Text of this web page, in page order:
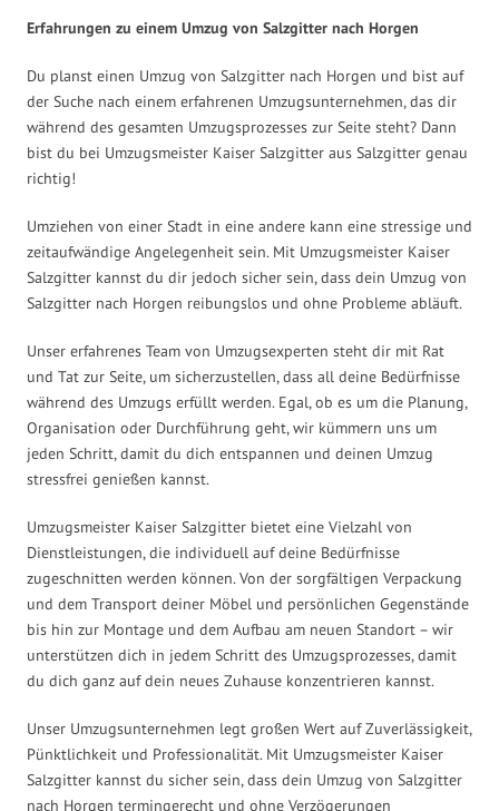
Erfahrungen zu einem Umzug von Salzgitter nach Horgen
Du planst einen Umzug von Salzgitter nach Horgen und bist auf
der Suche nach einem erfahrenen Umzugsunternehmen, das dir
während des gesamten Umzugsprozesses zur Seite steht? Dann
bist du bei Umzugsmeister Kaiser Salzgitter aus Salzgitter genau
richtig!
Umziehen von einer Stadt in eine andere kann eine stressige und
zeitaufwändige Angelegenheit sein. Mit Umzugsmeister Kaiser
Salzgitter kannst du dir jedoch sicher sein, dass dein Umzug von
Salzgitter nach Horgen reibungslos und ohne Probleme abläuft.
Unser erfahrenes Team von Umzugsexperten steht dir mit Rat
und Tat zur Seite, um sicherzustellen, dass all deine Bedürfnisse
während des Umzugs erfüllt werden. Egal, ob es um die Planung,
Organisation oder Durchführung geht, wir kümmern uns um
jeden Schritt, damit du dich entspannen und deinen Umzug
stressfrei genießen kannst.
Umzugsmeister Kaiser Salzgitter bietet eine Vielzahl von
Dienstleistungen, die individuell auf deine Bedürfnisse
zugeschnitten werden können. Von der sorgfältigen Verpackung
und dem Transport deiner Möbel und persönlichen Gegenstände
bis hin zur Montage und dem Aufbau am neuen Standort – wir
unterstützen dich in jedem Schritt des Umzugsprozesses, damit
du dich ganz auf dein neues Zuhause konzentrieren kannst.
Unser Umzugsunternehmen legt großen Wert auf Zuverlässigkeit,
Pünktlichkeit und Professionalität. Mit Umzugsmeister Kaiser
Salzgitter kannst du sicher sein, dass dein Umzug von Salzgitter
nach Horgen termingerecht und ohne Verzögerungen